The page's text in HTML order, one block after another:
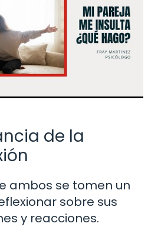
de la
ambos se tomen un
sobre sus
y reacciones.